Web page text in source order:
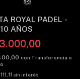
ROYAL PADEL -
AÑOS
con Transferencia o
sin interés